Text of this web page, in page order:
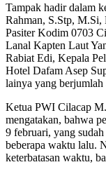
Tampak hadir dalam
Rahman, S.Stp, M.Si,
Pasiter Kodim 0703
Lanal Kapten Laut
Rabiat Edi, Kepala
Hotel Dafam Asep
lainya yang berjumlah
Ketua PWI Cilacap
mengatakan, bahwa
9 februari, yang
beberapa waktu lalu.
keterbatasan waktu,